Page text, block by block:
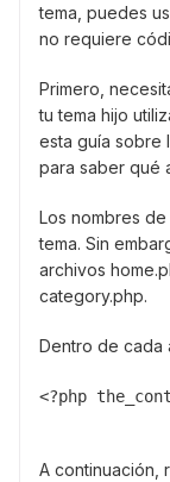
tema, puedes
no requiere
Primero,
tu tema hijo
esta guía sobre
para saber qué
Los nombres
tema. Sin
archivos
category.php.
Dentro de cada
<?php
A continuación,